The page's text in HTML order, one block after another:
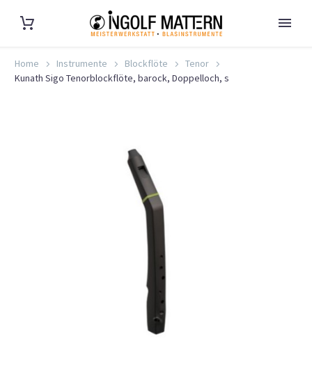
Home Instrumente Blockflöte
Tenor
Kunath Sigo Tenorblockflöte, barock, Doppelloch, s